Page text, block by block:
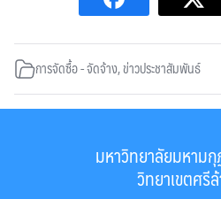
การจัดซื้อ - จัดจ้าง,ข่าวประชาสัมพันธ์
มหาวิทยาลัยมหาม
วิทยาเขตศรี